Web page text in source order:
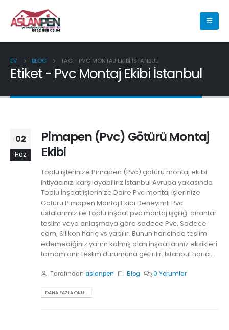
EV BLOG TAG - PVC MONTAJ EKIBI İSTANBUL
Etiket - Pvc Montaj Ekibi İstanbul
02
Haz
Pimapen (Pvc) Götürü Montaj
Ekibi
Toplu işlerinize Pimapen (Pvc) götürü montaj ekibi
ihtiyacınızı karşılayabiliriz.İstanbul Avrupa yakasında
Toplu İnşaat işlerinize Daire Pvc montaj işlerinize
Götürü Pimapen Montaj Ekibi Deneyimli Pvc
ustalarımız ile Toplu inşaat pvc montaj işçiliği anahtar
teslim veya anlaşmaya göre sadece Pvc, Sadece
cam, Silikon hariç vs yapılır. Bunun haricinde teslim
edemediğiniz yarım kalmış olan inşaatlarınız eksikleri
tamamlanır teslim durumuna getirilir. İstanbul harici...
Tarafından aslanpen Blog 0 Yorumlar
DAHA FAZLA OKU...